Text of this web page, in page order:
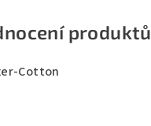
produktů
Cotton
z 5 hvězdiček.